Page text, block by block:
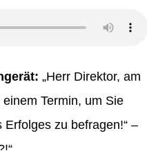
„Herr Direktor, am
Termin, um Sie
zu befragen!“ –